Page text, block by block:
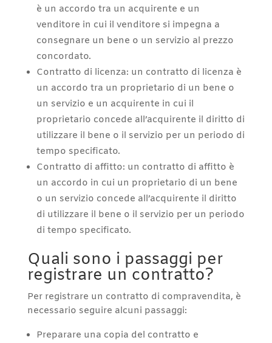
è un accordo tra un acquirente e un
venditore in cui il venditore si impegna a
consegnare un bene o un servizio al prezzo
concordato.
Contratto di licenza: un contratto di licenza è
un accordo tra un proprietario di un bene o
un servizio e un acquirente in cui il
proprietario concede all’acquirente il diritto di
utilizzare il bene o il servizio per un periodo di
tempo specificato.
Contratto di affitto: un contratto di affitto è
un accordo in cui un proprietario di un bene
o un servizio concede all’acquirente il diritto
di utilizzare il bene o il servizio per un periodo
di tempo specificato.
Quali sono i passaggi per
registrare un contratto?
Per registrare un contratto di compravendita, è
necessario seguire alcuni passaggi:
Preparare una copia del contratto e